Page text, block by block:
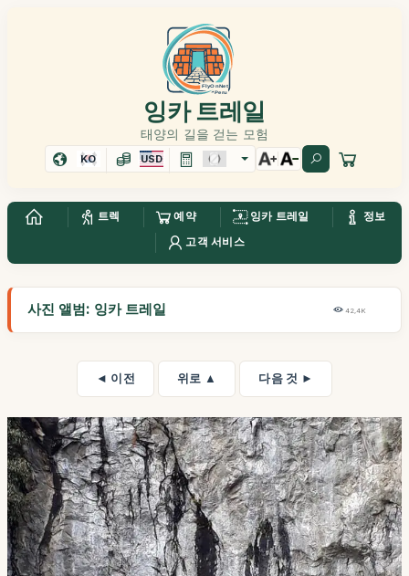
잉카 트레일
태양의 길을 걷는 모험
KO USD
트렉 예약 잉카 트레일
정보
고객 서비스
사진 앨범: 잉카 트레일 42,4K
◄ 이전 위로 ▲ 다음 것 ►